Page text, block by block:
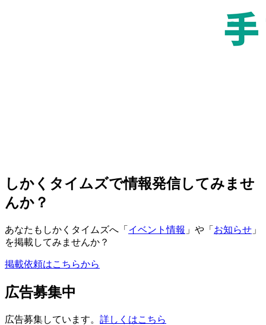
しかくタイムズで情報発信してみませ
んか？
あなたもしかくタイムズへ「 イベント情報 」や「 お知らせ 」
を掲載してみませんか？
掲載依頼はこちらから
広告募集中
広告募集しています。 詳しくはこちら